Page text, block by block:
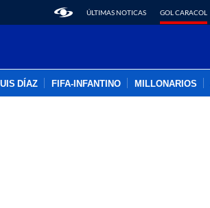
ÚLTIMAS NOTICAS GOL CARACOL
DÍAZ FIFA-INFANTINO MILLONARIOS